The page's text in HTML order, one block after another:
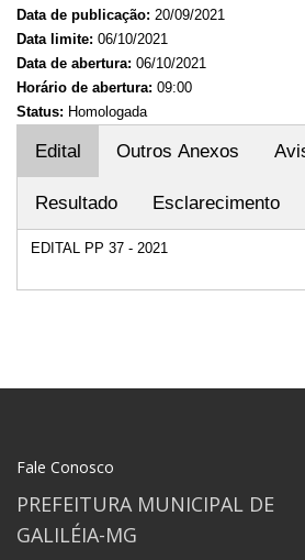
Data de publicação: 20/09/2021
Data limite: 06/10/2021
Data de abertura: 06/10/2021
Horário de abertura: 09:00
Status: Homologada
Edital Outros Anexos
Resultado Esclarecimento
EDITAL PP 37 - 2021
Fale Conosco
PREFEITURA MUNICIPAL DE
GALILÉIA-MG